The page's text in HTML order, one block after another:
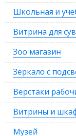
Школьная и
Витрина для
Зоо магазин
Зеркало с
Верстаки
Витрины и
Музей